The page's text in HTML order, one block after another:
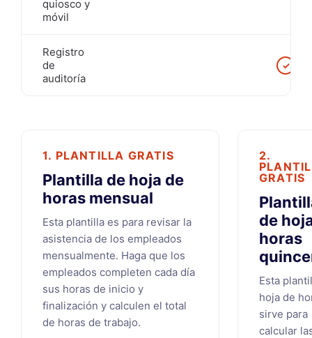
quiosco y
móvil
Registro
de
auditoría
✓
1. PLANTILLA GRATIS
Plantilla de hoja de
horas mensual
Esta plantilla es para revisar la
asistencia de los empleados
mensualmente. Haga que los
empleados completen cada día
sus horas de inicio y
finalización y calculen el total
de horas de trabajo.
2.
GRATIS
de
horas
Esta
hoja de
sirve para
calcular